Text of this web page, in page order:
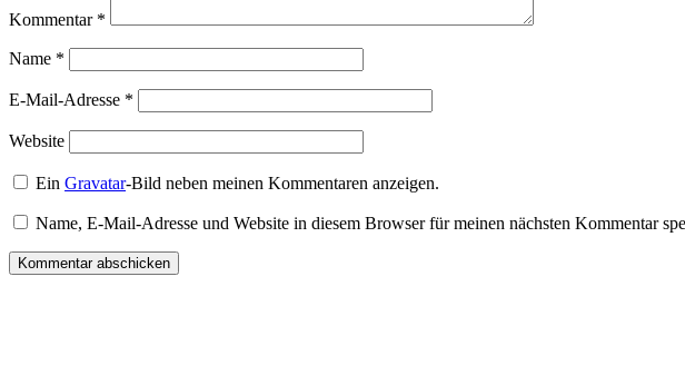
Kommentar *
Name *
E-Mail-Adresse *
Website
EinGravatar-Bild neben meinen Kommentaren anzeigen.
Name, E-Mail-Adresse und Website in diesem Browser für meinen nächsten Kommentar